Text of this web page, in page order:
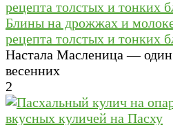
Блины на дрожжах и
рецепта толстых и тонких
Настала Масленица —
весенних
2